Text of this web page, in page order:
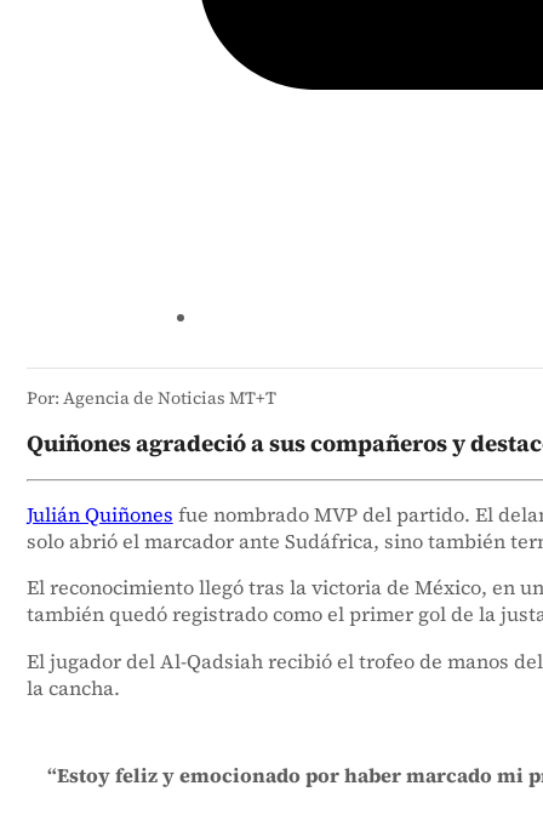
Por: Agencia de Noticias MT+T
Quiñones agradeció a sus compañeros y
Julián Quiñones fue nombrado MVP del partido. El
solo abrió el marcador ante Sudáfrica, sino también
El reconocimiento llegó tras la victoria de México, en
también quedó registrado como el primer gol de la
El jugador del Al-Qadsiah recibió el trofeo de manos
la cancha.
“Estoy feliz y emocionado por haber marcado